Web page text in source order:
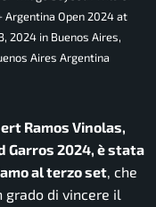
Open 2024 at
2024 in Buenos Aires,
Aires Argentina
Ramos Vinolas,
Garros 2024, è stata
al terzo set, che
grado di vincere il